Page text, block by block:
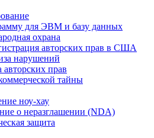
для ЭВМ и базу данных
охрана
авторских прав в США
нарушений
авторских прав
тайны
ноу-хау
о неразглашении (NDA)
защита